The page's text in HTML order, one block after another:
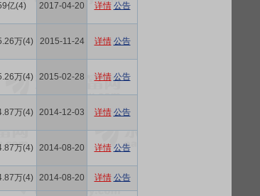
亿(4) 2017-04-20 详情 公告
万(4) 2015-11-24 详情 公告
万(4) 2015-02-28 详情 公告
万(4) 2014-12-03 详情 公告
万(4) 2014-08-20 详情 公告
万(4) 2014-08-20 详情 公告